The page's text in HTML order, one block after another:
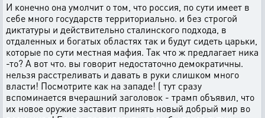
И конечно она умолчит о том, что россия, по сути имеет в
себе много государств территориально. и без строгой
диктатуры и действительно сталинского подхода, в
отдаленных и богатых областях так и будут сидеть царьки,
которые по сути местная мафия. Так что ж предлагает ника
-то? А вот что. вы говорит недостаточно демократичны.
нельзя расстреливать и давать в руки слишком много
власти! Посмотрите как на западе! ( тут сразу
вспоминается вчерашний заголовок - трамп объявил, что
их новое оружие заставит принять новый добрый мир во